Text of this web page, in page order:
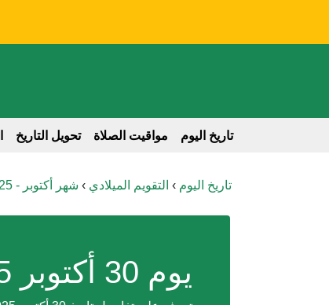
تاريخ اليوم مواقيت الصلاة تحويل التاريخ
تاريخ اليوم › التقويم الميلادي › شهر أكتوبر - 2025
يوم 30 أكتوبر 2025 يوم 30-10-2025